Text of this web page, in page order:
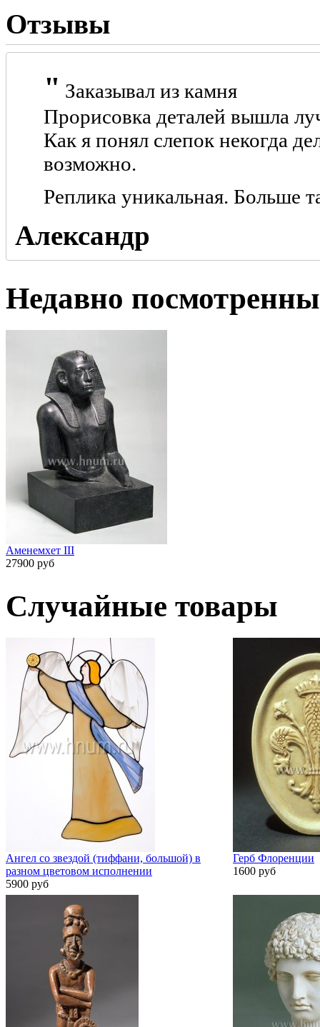
Отзывы
Заказывал из камня
Прорисовка деталей вышла
Как я понял слепок некогда
возможно.
Реплика уникальная. Больше
Александр
Недавно
Аменемхет III
27900 руб
Случайные товары
Ангел со звездой (тиффани, большой) в
разном цветовом исполнении
5900 руб
Герб Флоренции
1600 руб